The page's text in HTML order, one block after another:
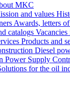
MKC
and values
Awards, letters
catalogs
Products and
Diesel
Power Supply
for the oil